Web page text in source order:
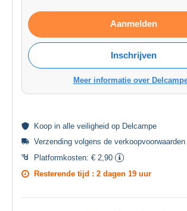
Aanmelden
Inschrijven
Meer informatie over
Koop in alle veiligheid op Delcampe
Verzending volgens de
Platformkosten: € 2,90
Resterende tijd : 2 dagen 19 uur